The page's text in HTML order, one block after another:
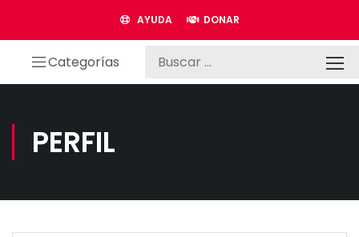
AYUDA DONAR
Categorías
PERFIL